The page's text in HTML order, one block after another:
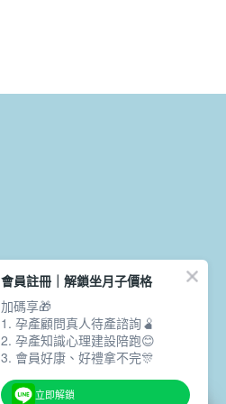
會員註冊｜解鎖坐月子價格
加碼享🎁
1. 孕產顧問真人待產諮詢🫄
2. 孕產知識心理建設陪跑😊
3. 會員好康、好禮拿不完🎊
立即解鎖